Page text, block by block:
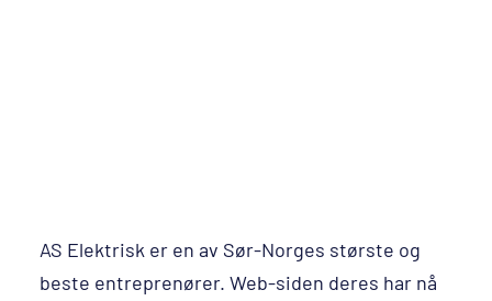
AS Elektrisk er en av Sør-Norges største og
beste entreprenører. Web-siden deres har nå